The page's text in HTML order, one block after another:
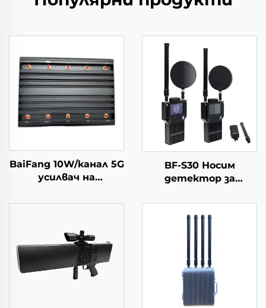
BaiFang 10W/канал 5G
усилвач на
Бустер
BF-S30 Носим
детектор за
дронове